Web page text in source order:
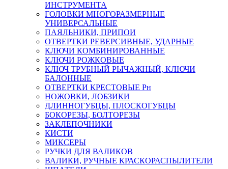
ИНСТРУМЕНТА
ГОЛОВКИ МНОГОРАЗМЕРНЫЕ
УНИВЕРСАЛЬНЫЕ
ПАЯЛЬНИКИ, ПРИПОИ
ОТВЕРТКИ РЕВЕРСИВНЫЕ, УДАРНЫЕ
КЛЮЧИ КОМБИНИРОВАННЫЕ
КЛЮЧИ РОЖКОВЫЕ
КЛЮЧ ТРУБНЫЙ РЫЧАЖНЫЙ, КЛЮЧИ
БАЛОННЫЕ
ОТВЕРТКИ КРЕСТОВЫЕ Рн
НОЖОВКИ, ЛОБЗИКИ
ДЛИННОГУБЦЫ, ПЛОСКОГУБЦЫ
БОКОРЕЗЫ, БОЛТОРЕЗЫ
ЗАКЛЕПОЧНИКИ
КИСТИ
МИКСЕРЫ
РУЧКИ ДЛЯ ВАЛИКОВ
ВАЛИКИ, РУЧНЫЕ КРАСКОРАСПЫЛИТЕЛИ